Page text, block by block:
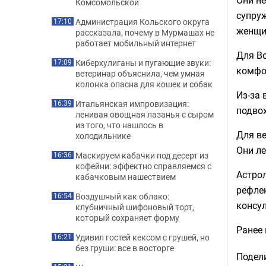
Для
Из-за
Для
Они
17:10 Администрация Кольского округа
рассказала, почему в Мурмашах не
работает мобильный интернет
17:09 Киберхулиганы и пугающие звуки:
ветеринар объяснила, чем умная
колонка опасна для кошек и собак
16:39 Итальянская импровизация:
ленивая овощная лазанья с сыром
из того, что нашлось в
холодильнике
16:36 Маскируем кабачки под десерт из
кофейни: эффектно справляемся с
кабачковым нашествием
16:54 Воздушный как облако:
клубничный шифоновый торт,
который сохраняет форму
16:21 Удивил гостей кексом с грушей, но
без груши: все в восторге